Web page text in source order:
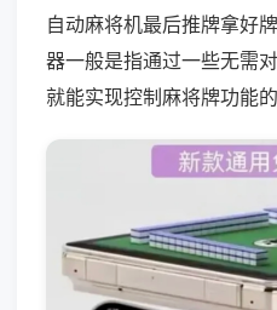
自动麻将机最后推牌拿好
器一般是指通过一些无需
就能实现控制麻将牌功能的